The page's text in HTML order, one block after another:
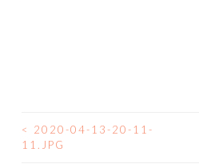
<
2020-04-13-20-11-
11.JPG